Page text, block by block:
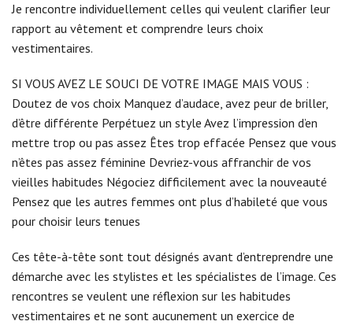
Je rencontre individuellement celles qui veulent clarifier leur
rapport au vêtement et comprendre leurs choix
vestimentaires.
SI VOUS AVEZ LE SOUCI DE VOTRE IMAGE MAIS VOUS :
Doutez de vos choix Manquez d’audace, avez peur de briller,
d’être différente Perpétuez un style Avez l’impression d’en
mettre trop ou pas assez Êtes trop effacée Pensez que vous
n’êtes pas assez féminine Devriez-vous affranchir de vos
vieilles habitudes Négociez difficilement avec la nouveauté
Pensez que les autres femmes ont plus d’habileté que vous
pour choisir leurs tenues
Ces tête-à-tête sont tout désignés avant d’entreprendre une
démarche avec les stylistes et les spécialistes de l’image. Ces
rencontres se veulent une réflexion sur les habitudes
vestimentaires et ne sont aucunement un exercice de